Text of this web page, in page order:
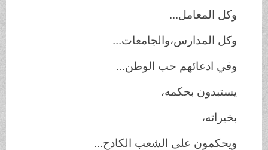
وكل المعامل...
وكل المدارس،والجامعات...
وفي ادعائهم حب الوطن...
يستبدون بحكمه،
بخيراته،
ويحكمون على الشعب الكادح...